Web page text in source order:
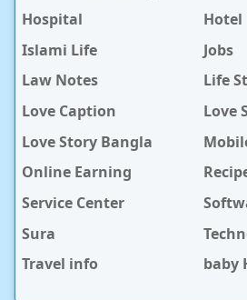
Hospital
Hotel
Islami Life
Jobs
Law Notes
Life
Love Caption
Love
Love Story Bangla
Online Earning
Service Center
Sura
Travel info
baby